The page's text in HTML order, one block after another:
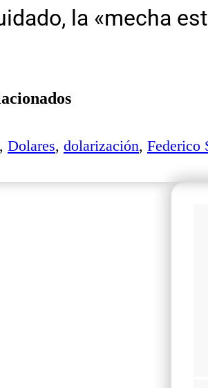
la «mecha
, Dolares, dolarización, Federico